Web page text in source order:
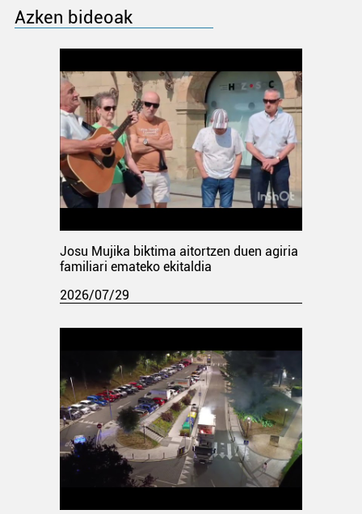
Azken bideoak
Josu Mujika biktima aitortzen duen agiria
familiari emateko ekitaldia
2026/07/29